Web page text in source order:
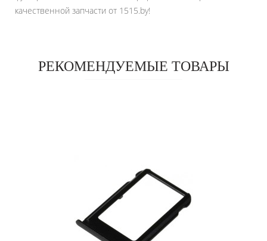
качественной запчасти от 1515.by!
РЕКОМЕНДУЕМЫЕ ТОВАРЫ